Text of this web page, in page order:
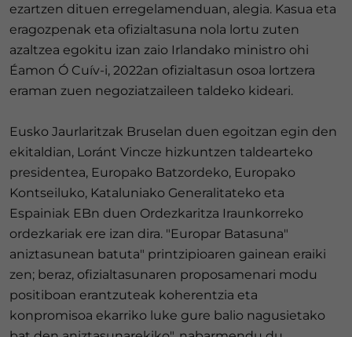
ezartzen dituen erregelamenduan, alegia. Kasua eta
eragozpenak eta ofizialtasuna nola lortu zuten
azaltzea egokitu izan zaio Irlandako ministro ohi
Éamon Ó Cuív-i, 2022an ofizialtasun osoa lortzera
eraman zuen negoziatzaileen taldeko kideari.
Eusko Jaurlaritzak Bruselan duen egoitzan egin den
ekitaldian, Loránt Vincze hizkuntzen taldearteko
presidentea, Europako Batzordeko, Europako
Kontseiluko, Kataluniako Generalitateko eta
Espainiak EBn duen Ordezkaritza Iraunkorreko
ordezkariak ere izan dira. "Europar Batasuna"
aniztasunean batuta" printzipioaren gainean eraiki
zen; beraz, ofizialtasunaren proposamenari modu
positiboan erantzuteak koherentzia eta
konpromisoa ekarriko luke gure balio nagusietako